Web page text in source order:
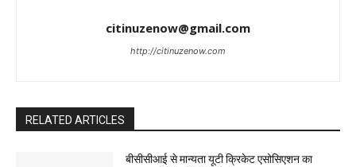
citinuzenow@gmail.com
http://citinuzenow.com
RELATED ARTICLES
बीसीसीआई से मान्यता यूटी क्रिकेट एसोसिएशन का